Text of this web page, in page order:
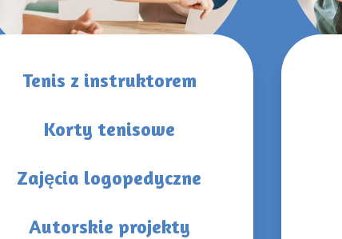
Tenis z instruktorem
Korty tenisowe
Zajęcia logopedyczne
Autorskie projekty